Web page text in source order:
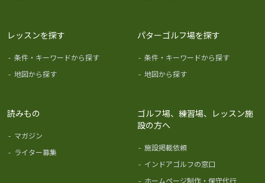
レッスンを探す
- 条件・キーワードから探す
- 地図から探す
パターゴルフ場を探す
- 条件・キーワードから探す
- 地図から探す
読みもの
- マガジン
- ライター募集
ゴルフ場、練習場、レッスン施
設の方へ
- 施設掲載依頼
- インドアゴルフの窓口
- ホームページ制作・保守代行